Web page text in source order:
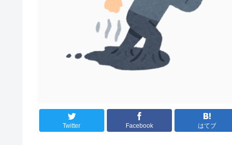
Twitter Facebook はてブ